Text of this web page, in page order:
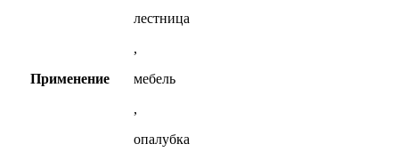
Применение
лестница
,
мебель
,
опалубка